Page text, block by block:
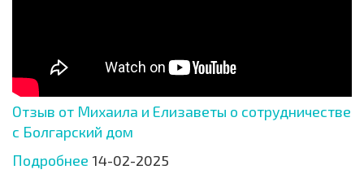
Отзыв от Михаила и Елизаветы о сотрудничестве
с Болгарский дом
Подробнее 14-02-2025